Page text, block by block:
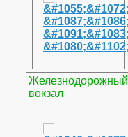
Железнодорожный
вокзал